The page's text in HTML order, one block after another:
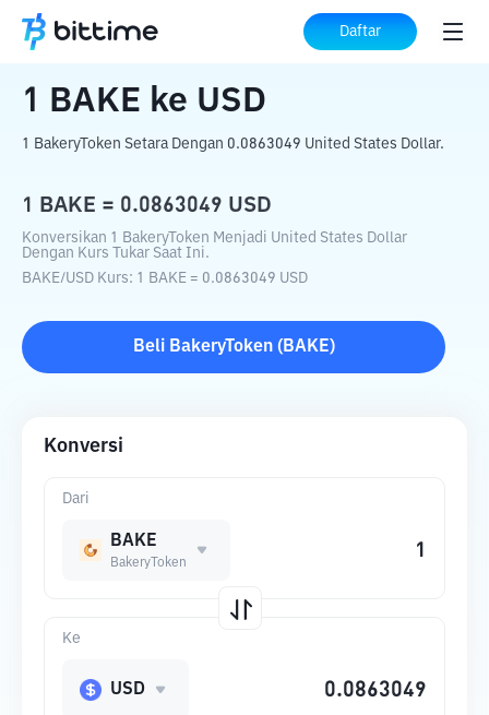
Daftar
Beranda Konverter Kripto USD
1 BAKE ke USD
1 BakeryToken Setara Dengan 0.0863049 United States Dollar.
1 BAKE = 0.0863049 USD
Konversikan 1 BakeryToken Menjadi United States Dollar
Dengan Kurs Tukar Saat Ini.
BAKE/USD Kurs: 1 BAKE = 0.0863049 USD
Beli BakeryToken( BAKE)
Konversi
Dari
BAKE
BakeryToken
Ke
USD